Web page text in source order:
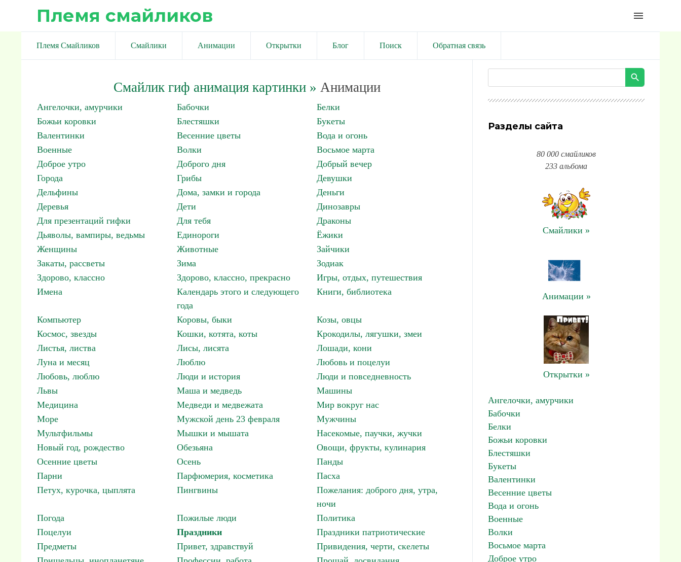
Племя смайликов menu
Племя Смайликов Смайлики Анимации Открытки Блог Поиск Обратная связь
Смайлик гиф анимация картинки» Анимации
Ангелочки, амурчики Бабочки
Белки
Божьи коровки
Блестяшки
Букеты
Валентинки
Весенние цветы
Вода и огонь
Военные
Волки
Восьмое марта
Доброе утро
Доброго дня
Добрый вечер
Города
Грибы
Девушки
Дельфины
Дома, замки и города
Деньги
Деревья
Дети
Динозавры
Для презентаций гифки
Для тебя
Драконы
Дьяволы, вампиры, ведьмы
Единороги
Ёжики
Женщины
Животные
Зайчики
Закаты, рассветы
Зима
Зодиак
Здорово, классно
Здорово, классно, прекрасно
Игры, отдых, путешествия
Имена
Календарь этого и следующего
года
Книги, библиотека
Компьютер Коровы, быки
Козы, овцы
Космос, звезды
Кошки, котята, коты
Крокодилы, лягушки, змеи
Листья, листва
Лисы, лисята
Лошади, кони
Луна и месяц
Люблю
Любовь и поцелуи
Любовь, люблю
Люди и история
Люди и повседневность
Львы
Маша и медведь
Машины
Медицина
Медведи и медвежата
Мир вокруг нас
Море
Мужской день 23 февраля
Мужчины
Мультфильмы
Мышки и мышата
Насекомые, паучки, жучки
Новый год, рождество
Обезьяна
Овощи, фрукты, кулинария
Осенние цветы
Осень
Панды
Парни
Парфюмерия, косметика
Пасха
Петух, курочка, цыплята
Пингвины
Пожелания: доброго дня, утра,
ночи
Погода
Пожилые люди
Политика
Поцелуи
Праздники
Праздники патриотические
Предметы
Привет, здравствуй
Привидения, черти, скелеты
Разделы сайта
80 000 смайликов
233 альбома
Смайлики »
Анимации »
Открытки »
Ангелочки, амурчики
Бабочки
Белки
Божьи коровки
Блестяшки
Букеты
Валентинки
Весенние цветы
Вода и огонь
Военные
Волки
Восьмое марта
Доброе утро